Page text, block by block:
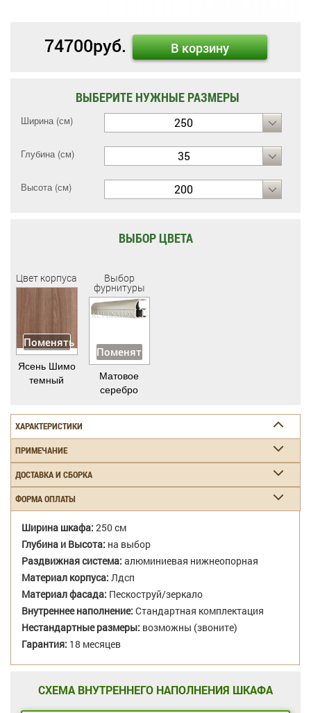
74700руб. В корзину
ВЫБЕРИТЕ НУЖНЫЕ РАЗМЕРЫ
Ширина (см) 250
Глубина (см) 35
Высота (см) 200
ВЫБОР ЦВЕТА
Цвет корпуса
Поменять
Ясень Шимо
темный
Выбор
фурнитуры
Поменять
Матовое
серебро
ХАРАКТЕРИСТИКИ
ПРИМЕЧАНИЕ
ДОСТАВКА И СБОРКА
ФОРМА ОПЛАТЫ
Ширина шкафа: 250 см
Глубина и Высота: на выбор
Раздвижная система: алюминиевая нижнеопорная
Материал корпуса: Лдсп
Материал фасада: Пескоструй/зеркало
Внутреннее наполнение: Стандартная комплектация
Нестандартные размеры: возможны (звоните)
Гарантия: 18 месяцев
СХЕМА ВНУТРЕННЕГО НАПОЛНЕНИЯ ШКАФА